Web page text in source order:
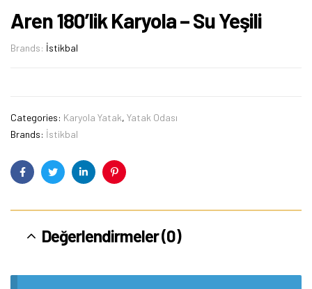
Aren 180’lik Karyola – Su Yeşili
Brands: İstikbal
Categories: Karyola Yatak, Yatak Odası
Brands: İstikbal
FacebookTwitterLinkedinPinterest
Değerlendirmeler (0)